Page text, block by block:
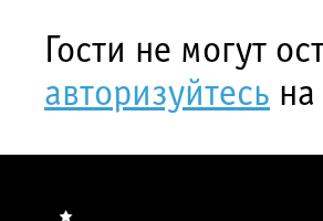
Гости не могут
авторизуйтесь на